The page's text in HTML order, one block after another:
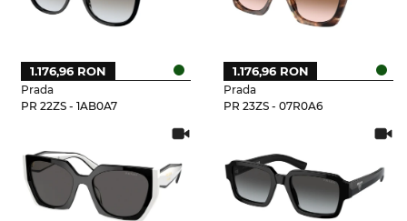
Prada
PR 22ZS - 1AB0A7
1.176,96 RON
Prada
PR 23ZS - 07R0A6
1.176,96 RON